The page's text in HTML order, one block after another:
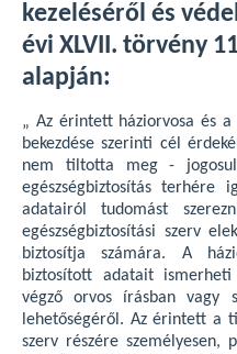
kezeléséről és
évi XLVII. törvény
alapján:
„ Az érintett háziorvosa és
bekezdése szerinti cél
nem tiltotta meg -
egészségbiztosítás terhére
adatairól tudomást
egészségbiztosítási szerv
biztosítja számára. A
biztosított adatait
végző orvos írásban vagy
lehetőségéről. Az érintett a
szerv részére személyesen,